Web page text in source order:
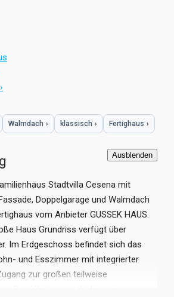
Walmdach › klassisch › Fertighaus ›
Ausblenden
Stadtvilla Cesena mit
Doppelgarage und Walmdach
vom Anbieter GUSSEK HAUS.
Haus Grundriss verfügt über
Im Erdgeschoss befindet sich das
und Esszimmer mit integrierter
zur großen teilweise